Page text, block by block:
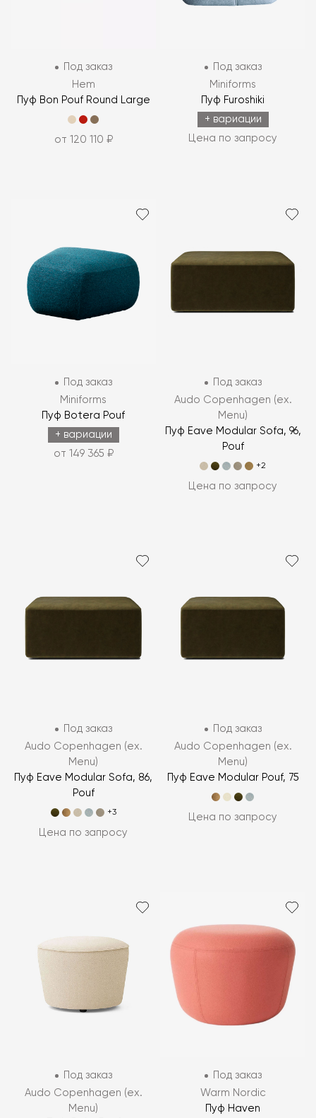
Под заказ
Hem
Пуф Bon Pouf Round Large
от 120 110 ₽
Под заказ
Miniforms
Пуф Furoshiki
+ вариации
Цена по запросу
Под заказ
Miniforms
Пуф Botera Pouf
+ вариации
от 149 365 ₽
Под заказ
Audo Copenhagen (ex.
Menu)
Пуф Eave Modular Sofa, 96,
Pouf
+2
Цена по запросу
Под заказ
Audo Copenhagen (ex.
Menu)
Пуф Eave Modular Sofa, 86,
Pouf
+3
Цена по запросу
Под заказ
Audo Copenhagen (ex.
Menu)
Пуф Eave Modular Pouf, 75
Цена по запросу
Под заказ
Audo Copenhagen (ex.
Menu)
Под заказ
Warm Nordic
Пуф Haven